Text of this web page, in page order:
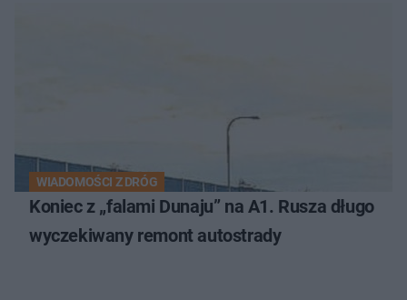
WIADOMOŚCI Z DRÓG
Koniec z „falami Dunaju” na A1. Rusza długo
wyczekiwany remont autostrady